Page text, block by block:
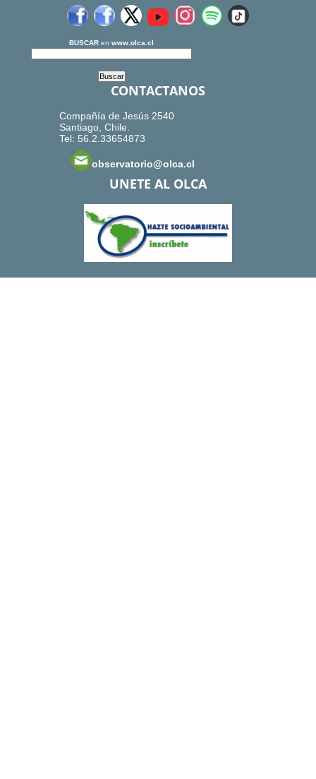
BUSCAR en www.olca.cl
CONTACTANOS
Compañía de Jesús 2540
Santiago, Chile.
Tel: 56.2.33654873
observatorio@olca.cl
UNETE AL OLCA